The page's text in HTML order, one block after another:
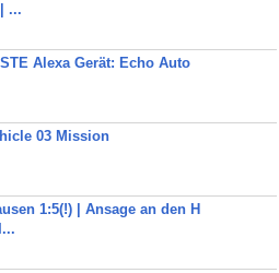
...
Alexa Gerät: Echo Auto
03 Mission
1:5(!) | Ansage an den H